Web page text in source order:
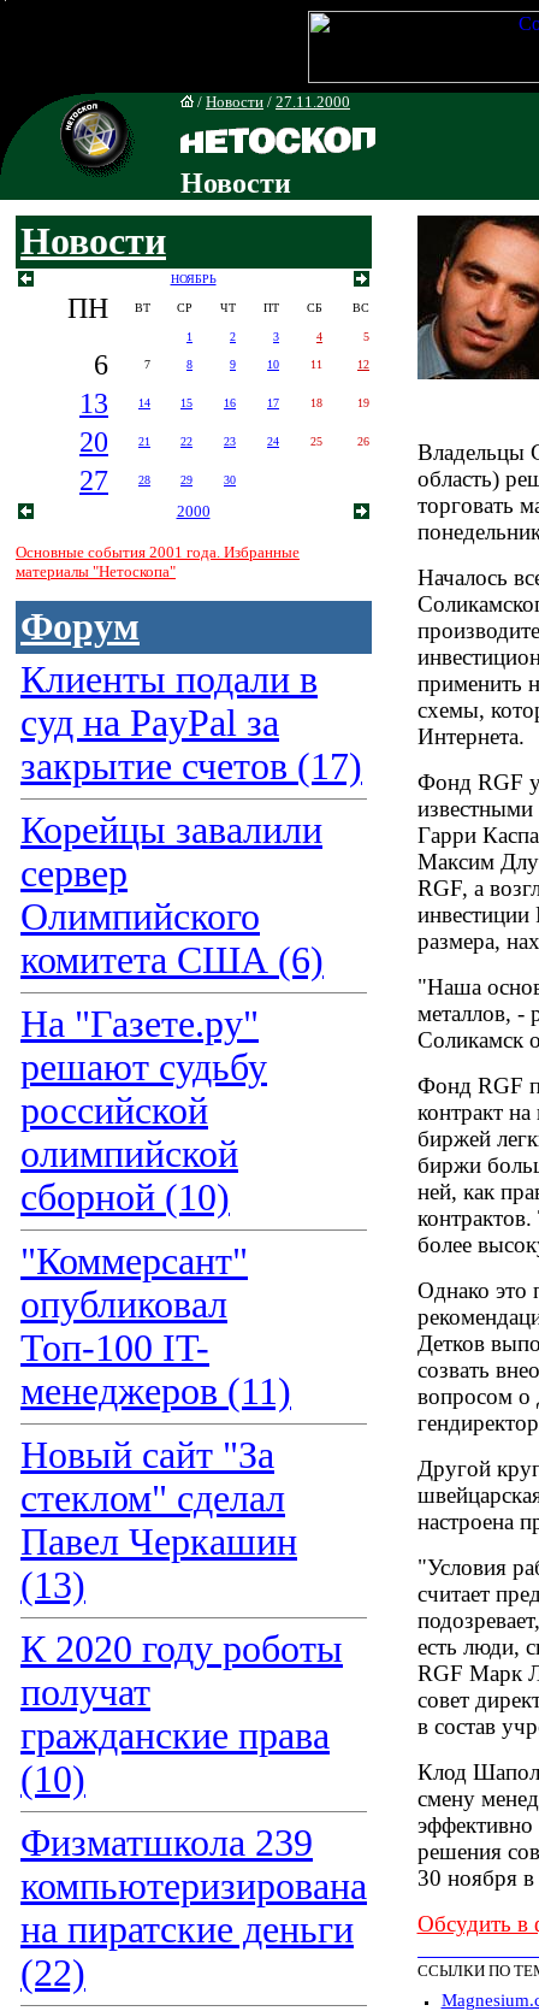
/ Новости / 27.11.2000
Новости
Новости
НОЯБРЬ
ПН ВТ СР ЧТ ПТ СБ ВС
1 2 3 4 5
6 7 8 9 10 11 12
13 14 15 16 17 18 19
20 21 22 23 24 25 26
27 28 29 30
2000
Основные события 2001 года. Избранные
материалы "Нетоскопа"
Форум
Клиенты подали в
суд на PayPal за
закрытие счетов (17)
Корейцы завалили
сервер
Олимпийского
комитета США (6)
На "Газете.ру"
решают судьбу
российской
олимпийской
сборной (10)
"Коммерсант"
опубликовал
Топ-100 IT-
менеджеров (11)
Новый сайт "За
стеклом" сделал
Павел Черкашин
(13)
К 2020 году роботы
получат
гражданские права
(10)
Физматшкола 239
компьютеризирована
на пиратские деньги
(22)
Владельцы
область)
торговать
Началось
применить
схемы,
Интернета.
Фонд RGF
Гарри
Максим
RGF, а
размера,
"Наша
металлов, -
Соликамск
Фонд RGF
контракт
биржей
биржи
ней, как
более
Однако это
Детков
созвать
вопросом о
Другой
настроена
"Условия
считает
есть люди,
RGF Марк
совет
в состав
Клод
смену
решения
30 ноября
Обсудить в
ССЫЛКИ ПО